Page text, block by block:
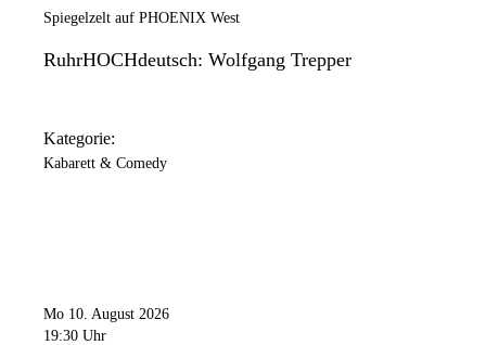
Spiegelzelt auf PHOENIX West
RuhrHOCHdeutsch: Wolfgang Trepper
Kategorie:
Kabarett & Comedy
Mo 10. August 2026
19:30 Uhr